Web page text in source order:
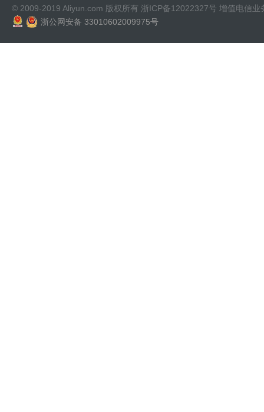
© 2009-2019 Aliyun.com 版权所有 浙ICP备12022327号 增值电信业
浙公网安备 33010602009975号